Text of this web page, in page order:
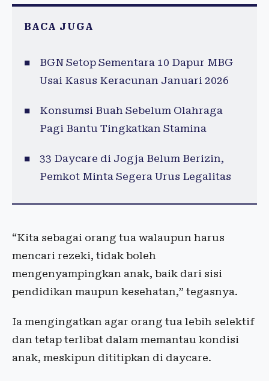
BACA JUGA
BGN Setop Sementara 10 Dapur MBG
Usai Kasus Keracunan Januari 2026
Konsumsi Buah Sebelum Olahraga
Pagi Bantu Tingkatkan Stamina
33 Daycare di Jogja Belum Berizin,
Pemkot Minta Segera Urus Legalitas
“Kita sebagai orang tua walaupun harus
mencari rezeki, tidak boleh
mengenyampingkan anak, baik dari sisi
pendidikan maupun kesehatan,” tegasnya.
Ia mengingatkan agar orang tua lebih selektif
dan tetap terlibat dalam memantau kondisi
anak, meskipun dititipkan di daycare.